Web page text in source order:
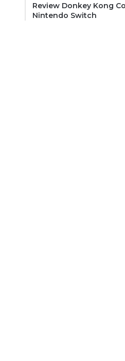
Review Donkey Kong
Nintendo Switch